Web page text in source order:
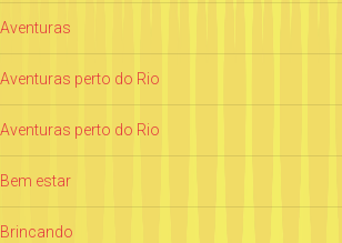
Aventuras
Aventuras perto do Rio
Aventuras perto do Rio
Bem estar
Brincando